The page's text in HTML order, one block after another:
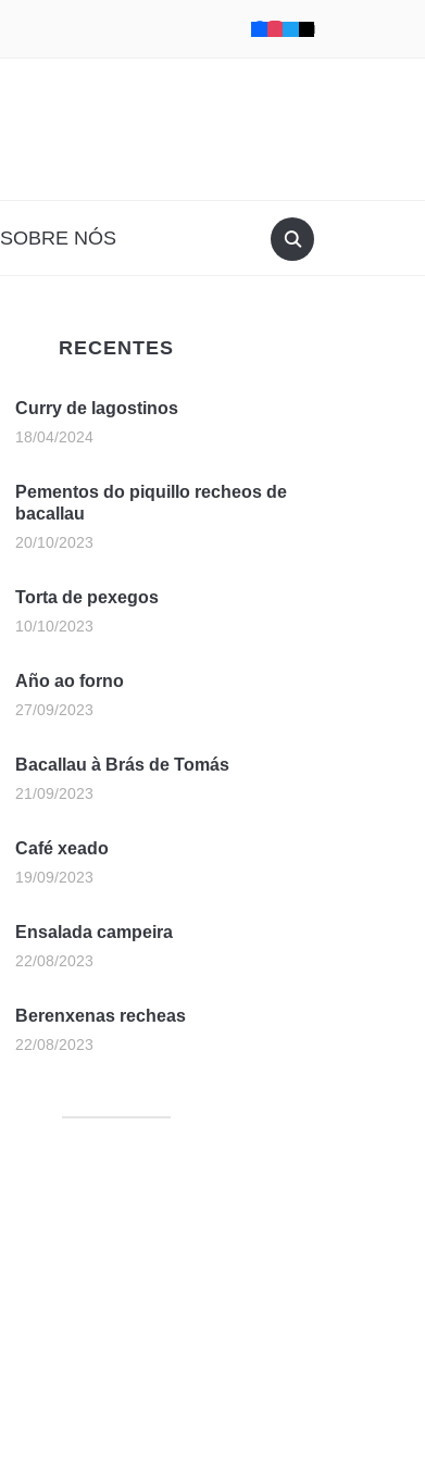
SOBRE NÓS
RECENTES
Curry de lagostinos
18/04/2024
Pementos do piquillo recheos de
bacallau
20/10/2023
Torta de pexegos
10/10/2023
Año ao forno
27/09/2023
Bacallau à Brás de Tomás
21/09/2023
Café xeado
19/09/2023
Ensalada campeira
22/08/2023
Berenxenas recheas
22/08/2023